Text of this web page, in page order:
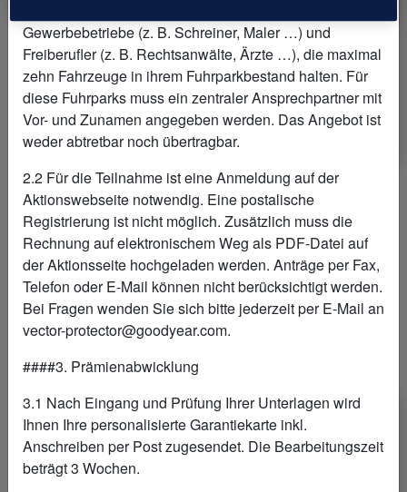
1.VIER GOODYEAR
GANZJAHRESREIFEN
KAUFEN
Gewerbebetriebe (z. B. Schreiner, Maler …) und
Freiberufler (z. B. Rechtsanwälte, Ärzte …), die maximal
zehn Fahrzeuge in ihrem Fuhrparkbestand halten. Für
diese Fuhrparks muss ein zentraler Ansprechpartner mit
Vor- und Zunamen angegeben werden. Das Angebot ist
weder abtretbar noch übertragbar.
2.2 Für die Teilnahme ist eine Anmeldung auf der
Aktionswebseite notwendig. Eine postalische
Registrierung ist nicht möglich. Zusätzlich muss die
Rechnung auf elektronischem Weg als PDF-Datei auf
der Aktionsseite hochgeladen werden. Anträge per Fax,
Telefon oder E-Mail können nicht berücksichtigt werden.
Bei Fragen wenden Sie sich bitte jederzeit per E-Mail an
vector-protector@goodyear.com.
####3. Prämienabwicklung
3.1 Nach Eingang und Prüfung Ihrer Unterlagen wird
Ihnen Ihre personalisierte Garantiekarte inkl.
Anschreiben per Post zugesendet. Die Bearbeitungszeit
beträgt 3 Wochen.